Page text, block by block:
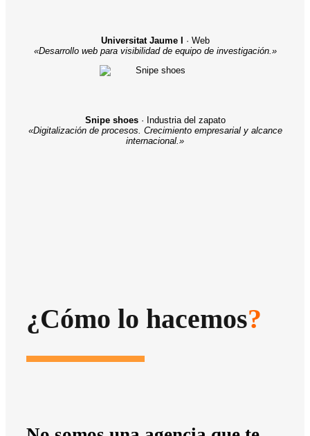
Universitat Jaume I
· Web
«Desarrollo web para visibilidad de equipo de investigación.»
Snipe shoes· Industria del zapato
«Digitalización de procesos. Crecimiento empresarial y alcance
internacional.»
¿Cómo lo hacemos?